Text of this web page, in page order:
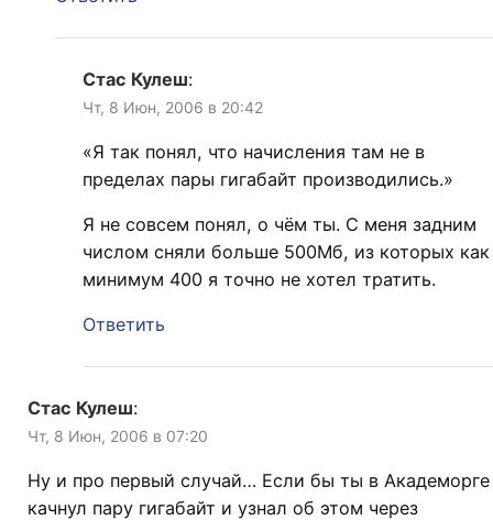
Стас Кулеш:
Чт, 8 Июн, 2006 в 20:42
«Я так понял, что начисления там не в
пределах пары гигабайт производились.»
Я не совсем понял, о чём ты. С меня задним
числом сняли больше 500Мб, из которых как
минимум 400 я точно не хотел тратить.
Ответить
Стас Кулеш:
Чт, 8 Июн, 2006 в 07:20
Ну и про первый случай… Если бы ты в Академорге
качнул пару гигабайт и узнал об этом через